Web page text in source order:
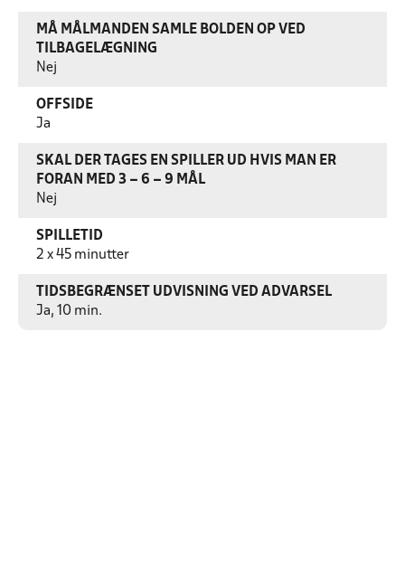
MÅ MÅLMANDEN SAMLE BOLDEN OP VED
TILBAGELÆGNING
Nej
OFFSIDE
Ja
SKAL DER TAGES EN SPILLER UD HVIS MAN ER
FORAN MED 3 – 6 – 9 MÅL
Nej
SPILLETID
2 x 45 minutter
TIDSBEGRÆNSET UDVISNING VED ADVARSEL
Ja, 10 min.